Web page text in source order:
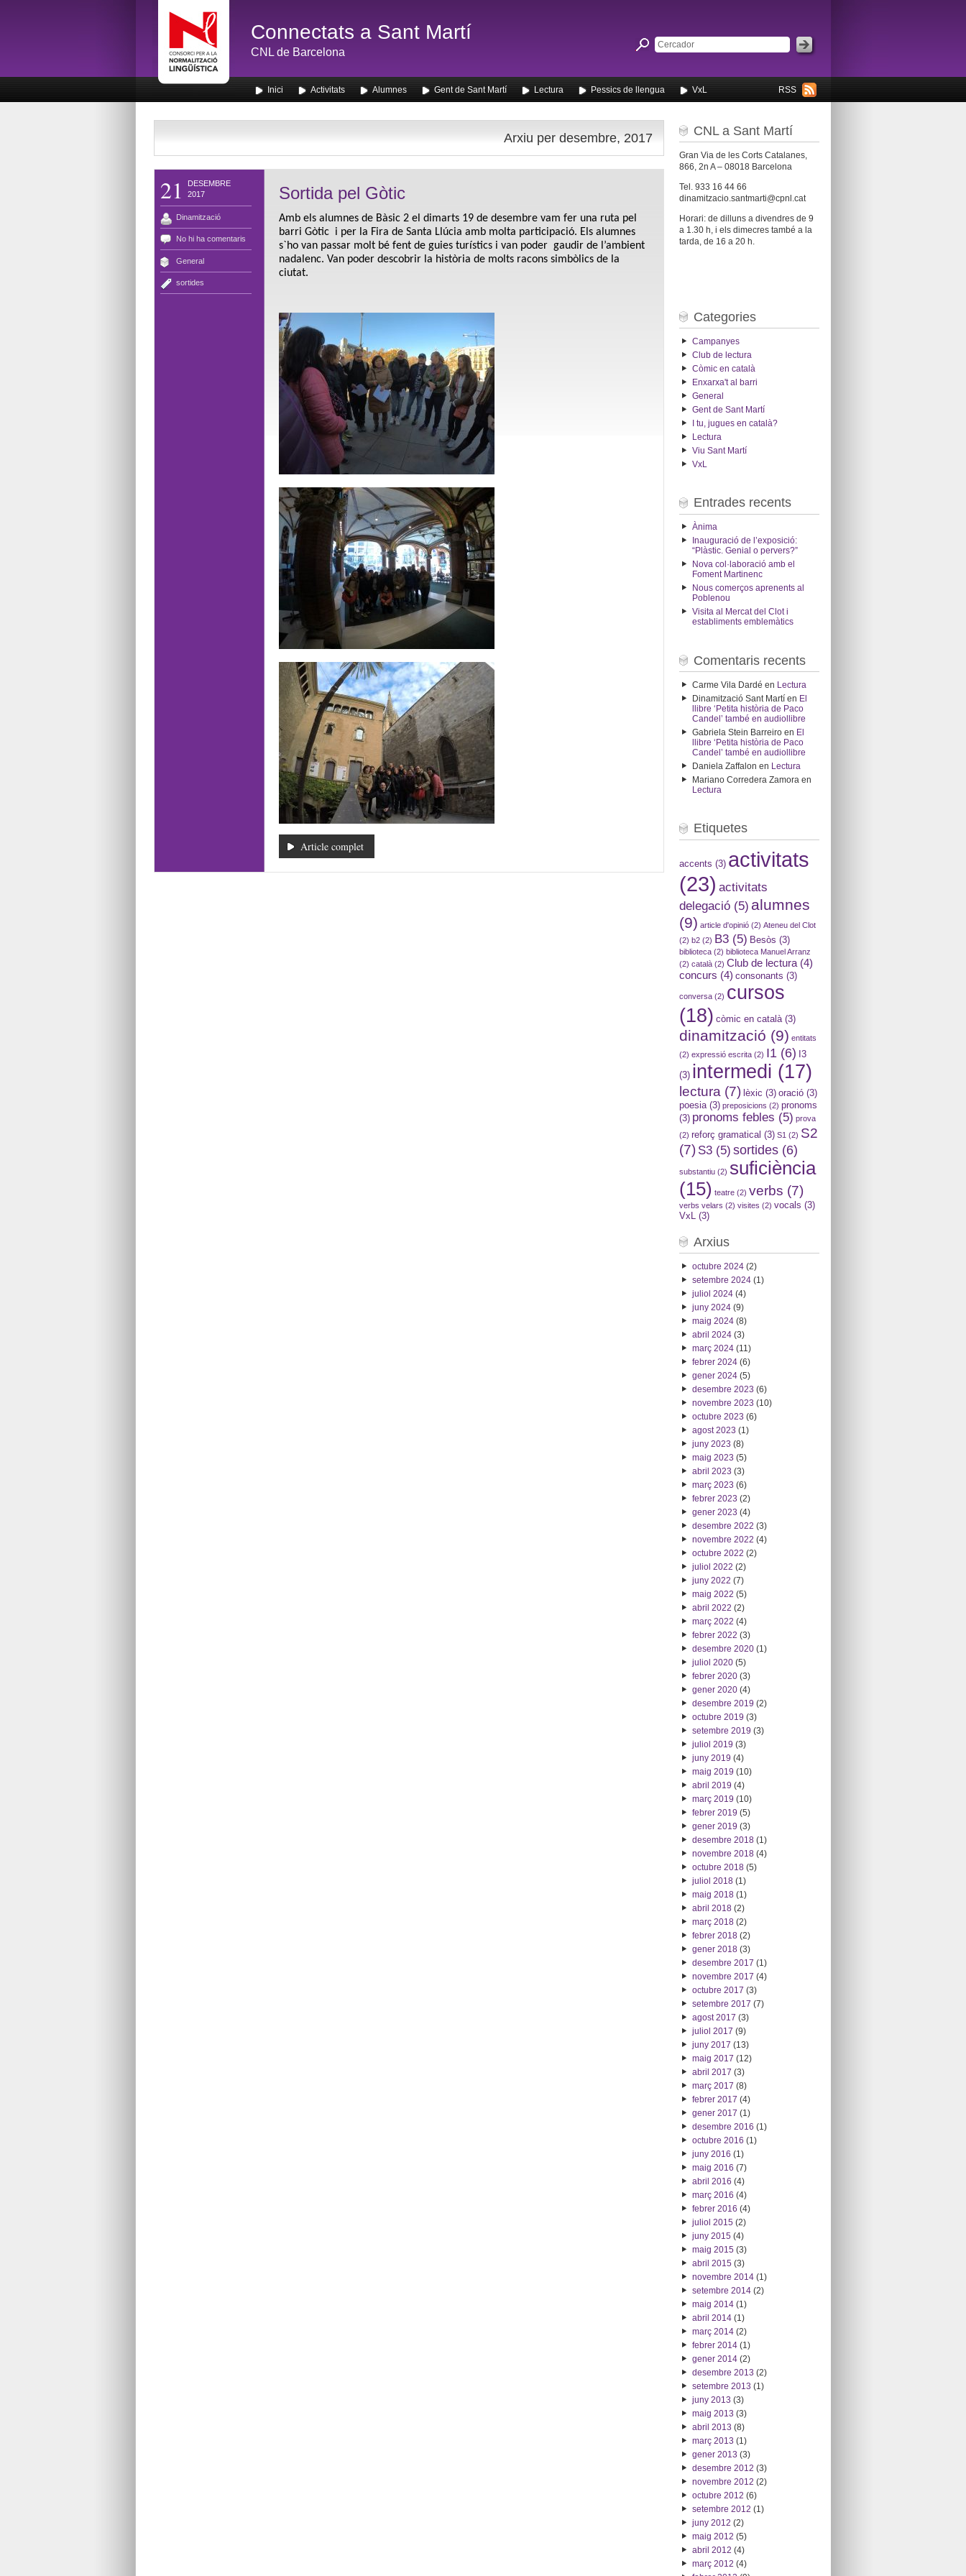
Connectats a Sant Martí
CNL de Barcelona
RSS
Inici Activitats Alumnes Gent de Sant Martí Lectura Pessics de llengua VxL
Arxiu per desembre, 2017
21
DESEMBRE
2017
Dinamització
No hi ha comentaris
General
sortides
Sortida pel Gòtic
Amb els alumnes de Bàsic 2 el dimarts 19 de desembre vam fer una ruta pel
barri Gòtic i per la Fira de Santa Llúcia amb molta participació. Els alumnes
s`ho van passar molt bé fent de guies turístics i van poder gaudir de l’ambient
nadalenc. Van poder descobrir la història de molts racons simbòlics de la
ciutat.
Article complet
CNL a Sant Martí
Gran Via de les Corts Catalanes,
866, 2n A – 08018 Barcelona
Tel. 933 16 44 66
dinamitzacio.santmarti@cpnl.cat
Horari: de dilluns a divendres de 9
a 1.30 h, i els dimecres també a la
tarda, de 16 a 20 h.
Categories
Campanyes
Club de lectura
Còmic en català
Enxarxa't al barri
General
Gent de Sant Martí
I tu, jugues en català?
Lectura
Viu Sant Martí
VxL
Entrades recents
Ànima
Inauguració de l’exposició:
“Plàstic. Genial o pervers?”
Nova col·laboració amb el
Foment Martinenc
Nous comerços aprenents al
Poblenou
Visita al Mercat del Clot i
establiments emblemàtics
Comentaris recents
Carme Vila Dardé en Lectura
Dinamització Sant Martíen El
llibre ‘Petita història de Paco
Candel’ també en audiollibre
Gabriela Stein Barreiroen El
llibre ‘Petita història de Paco
Candel’ també en audiollibre
Daniela Zaffalon en Lectura
Mariano Corredera Zamoraen
Lectura
Etiquetes
accents (3) activitats
(23) activitats
delegació(5) alumnes
(9) article d'opinió(2) Ateneu del Clot
(2) b2(2) B3(5) Besòs (3)
biblioteca(2) biblioteca Manuel Arranz
(2) català(2) Club de lectura(4)
concurs (4) consonants (3)
conversa(2) cursos
(18) còmic en català(3)
dinamització (9) entitats
(2) expressió escrita(2) I1(6) I3
(3) intermedi (17)
lectura(7) lèxic (3) oració(3)
poesia(3) preposicions (2) pronoms
(3) pronoms febles (5) prova
(2) reforç gramatical (3) S1(2) S2
(7) S3(5) sortides(6)
substantiu(2) suficiència
(15) teatre(2) verbs (7)
verbs velars (2) visites (2) vocals (3)
VxL(3)
Arxius
octubre 2024(2)
setembre 2024(1)
juliol 2024(4)
juny 2024(9)
maig 2024(8)
abril 2024(3)
març 2024(11)
febrer 2024(6)
gener 2024(5)
desembre 2023 (6)
novembre 2023 (10)
octubre 2023 (6)
agost 2023 (1)
juny 2023 (8)
maig 2023 (5)
abril 2023 (3)
març 2023 (6)
febrer 2023 (2)
gener 2023 (4)
desembre 2022 (3)
novembre 2022 (4)
octubre 2022 (2)
juliol 2022 (2)
juny 2022 (7)
maig 2022 (5)
abril 2022 (2)
març 2022 (4)
febrer 2022 (3)
desembre 2020(1)
juliol 2020(5)
febrer 2020(3)
gener 2020(4)
desembre 2019 (2)
octubre 2019 (3)
setembre 2019 (3)
juliol 2019 (3)
juny 2019 (4)
maig 2019 (10)
abril 2019 (4)
març 2019 (10)
febrer 2019 (5)
gener 2019 (3)
desembre 2018(1)
novembre 2018(4)
octubre 2018(5)
juliol 2018(1)
maig 2018(1)
abril 2018(2)
març 2018(2)
febrer 2018(2)
gener 2018(3)
desembre 2017 (1)
novembre 2017 (4)
octubre 2017 (3)
setembre 2017 (7)
agost 2017 (3)
juliol 2017 (9)
juny 2017 (13)
maig 2017 (12)
abril 2017 (3)
març 2017 (8)
febrer 2017 (4)
gener 2017 (1)
desembre 2016 (1)
octubre 2016 (1)
juny 2016 (1)
maig 2016 (7)
abril 2016 (4)
març 2016 (4)
febrer 2016 (4)
juliol 2015 (2)
juny 2015 (4)
maig 2015 (3)
abril 2015 (3)
novembre 2014(1)
setembre 2014(2)
maig 2014(1)
abril 2014(1)
març 2014(2)
febrer 2014(1)
gener 2014(2)
desembre 2013 (2)
setembre 2013 (1)
juny 2013 (3)
maig 2013 (3)
abril 2013 (8)
març 2013 (1)
gener 2013 (3)
desembre 2012 (3)
novembre 2012 (2)
octubre 2012 (6)
setembre 2012 (1)
juny 2012 (2)
maig 2012 (5)
abril 2012 (4)
març 2012 (4)